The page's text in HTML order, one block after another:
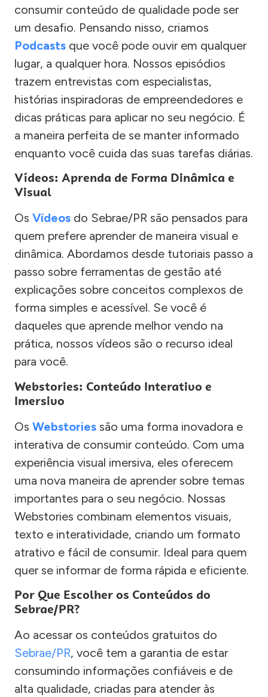
consumir conteúdo de qualidade pode ser
um desafio. Pensando nisso, criamos
Podcasts que você pode ouvir em qualquer
lugar, a qualquer hora. Nossos episódios
trazem entrevistas com especialistas,
histórias inspiradoras de empreendedores e
dicas práticas para aplicar no seu negócio. É
a maneira perfeita de se manter informado
enquanto você cuida das suas tarefas diárias.
Vídeos: Aprenda de Forma Dinâmica e
Visual
Os Vídeos do Sebrae/PR são pensados para
quem prefere aprender de maneira visual e
dinâmica. Abordamos desde tutoriais passo a
passo sobre ferramentas de gestão até
explicações sobre conceitos complexos de
forma simples e acessível. Se você é
daqueles que aprende melhor vendo na
prática, nossos vídeos são o recurso ideal
para você.
Webstories: Conteúdo Interativo e
Imersivo
Os Webstories são uma forma inovadora e
interativa de consumir conteúdo. Com uma
experiência visual imersiva, eles oferecem
uma nova maneira de aprender sobre temas
importantes para o seu negócio. Nossas
Webstories combinam elementos visuais,
texto e interatividade, criando um formato
atrativo e fácil de consumir. Ideal para quem
quer se informar de forma rápida e eficiente.
Por Que Escolher os Conteúdos do
Sebrae/PR?
Ao acessar os conteúdos gratuitos do
Sebrae/PR, você tem a garantia de estar
consumindo informações confiáveis e de
alta qualidade, criadas para atender às